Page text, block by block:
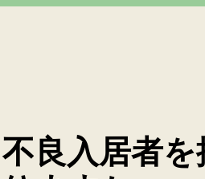
不良入居者